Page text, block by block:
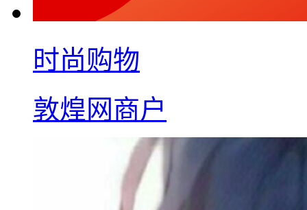
时尚购物
敦煌网商户